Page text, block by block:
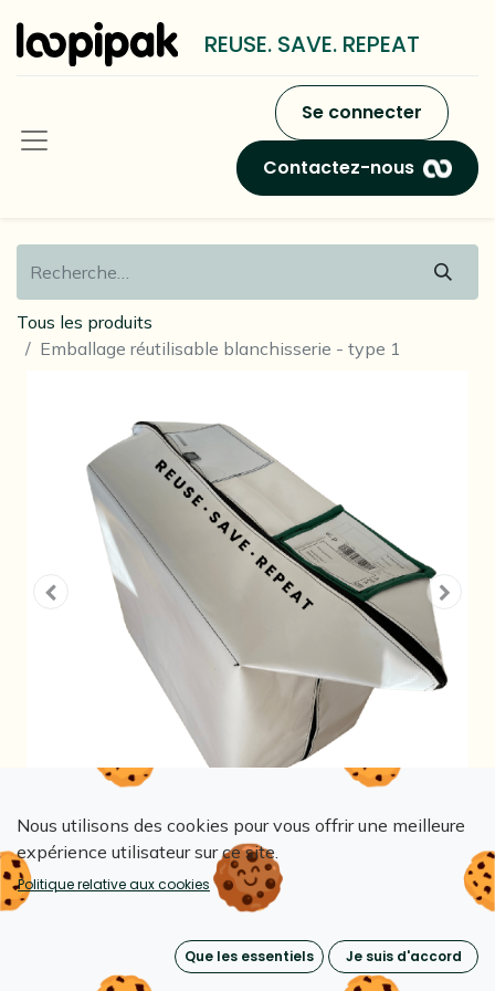
REUSE. SAVE. REPEAT
Se connecter
Contactez-nous
Tous les produits
Emballage réutilisable blanchisserie - type 1
Emballage réutilisable
blanchisserie - type 1
Nous utilisons des cookies pour vous offrir une meilleure
expérience utilisateur sur ce site.
Politique relative aux cookies
Que les essentiels Je suis d'accord